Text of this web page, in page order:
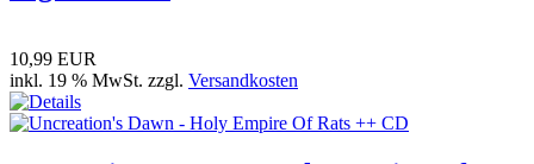
10,99 EUR
inkl. 19 % MwSt. zzgl. Versandkosten